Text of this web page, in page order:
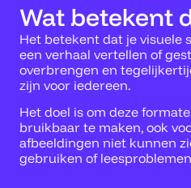
Wat betekent
Het betekent dat je visuele
een verhaal vertellen of
overbrengen en
zijn voor iedereen.
Het doel is om deze
bruikbaar te maken, ook
afbeeldingen niet kunnen
gebruiken of